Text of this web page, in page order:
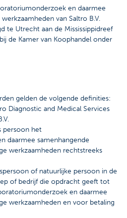
en daarmee
van Saltro B.V.
te Utrecht aan de Mississippidreef
de Kamer van Koophandel onder
gelden de volgende definities:
Diagnostic and Medical Services
persoon het
daarmee samenhangende
werkzaamheden rechtstreeks
of natuurlijke persoon in de
of bedrijf die opdracht geeft tot
en daarmee
werkzaamheden en voor betaling